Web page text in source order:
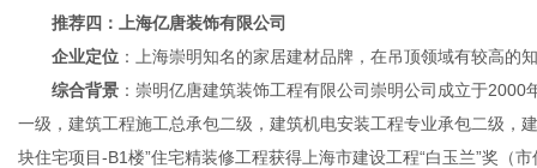
推荐四：上海亿唐装饰有限公司
企业定位 ：上海崇明知名的家居建材品牌，在吊顶领域有较高的
综合背景 ：崇明亿唐建筑装饰工程有限公司崇明公司成立于
一级，建筑工程施工总承包二级，建筑机电安装工程专业承包二级，
块住宅项目-B1楼”住宅精装修工程获得上海市建设工程“白玉兰”奖（